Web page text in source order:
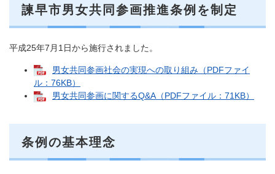
諫早市男女共同参画推進条例を制定
平成25年7月1日から施行されました。
男女共同参画社会の実現への取り組み（PDFファイ
ル：76KB）
男女共同参画に関するQ&A（PDFファイル：71KB）
条例の基本理念